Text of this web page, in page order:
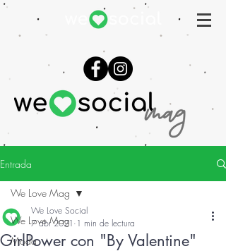
Entrada
We Love Mag
Moda
We Love Mag
GirlPower con "By Valentine"
We Love Social
7 abr 2021 1 min de lectura